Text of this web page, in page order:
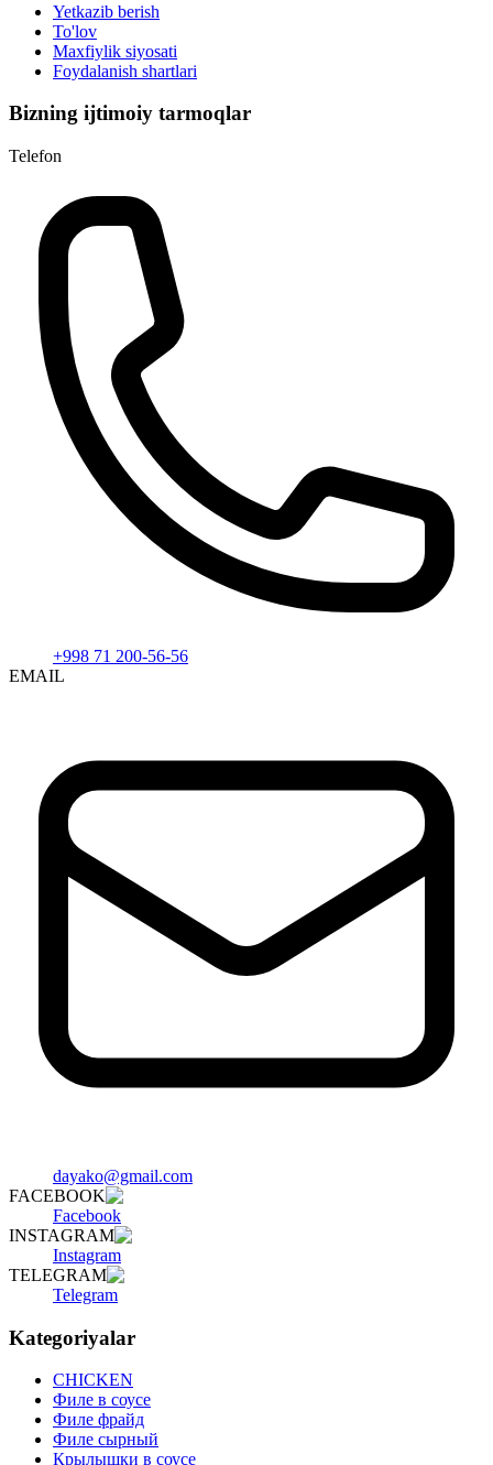
Yetkazib berish
To'lov
Maxfiylik siyosati
Foydalanish shartlari
Bizning ijtimoiy tarmoqlar
Telefon
+998 71 200-56-56
EMAIL
dayako@gmail.com
FACEBOOK
Facebook
INSTAGRAM
Instagram
TELEGRAM
Telegram
Kategoriyalar
CHICKEN
Филе в соусе
Филе фрайд
Филе сырный
Крылышки в соусе